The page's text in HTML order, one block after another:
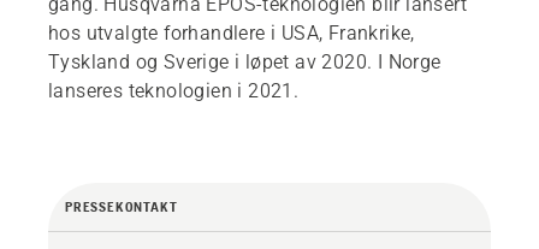
hos utvalgte forhandlere i USA, Frankrike,
Tyskland og Sverige i løpet av 2020. I Norge
lanseres teknologien i 2021.
PRESSEKONTAKT